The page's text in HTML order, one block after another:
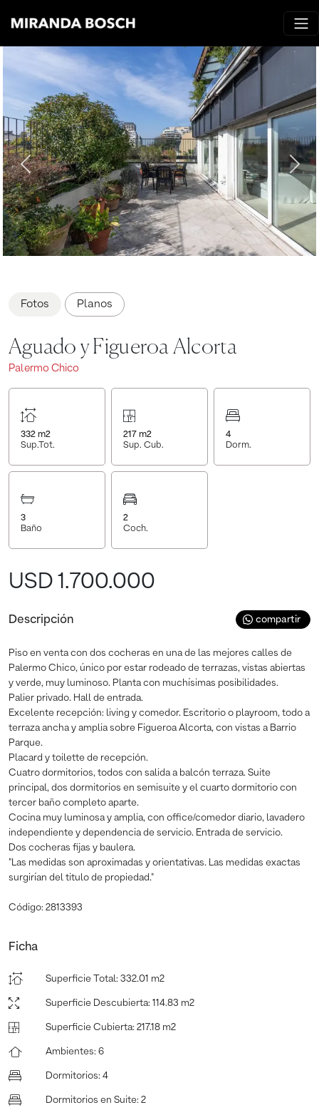
Fotos Planos
Aguado y Figueroa Alcorta
Palermo Chico
332 m2
Sup.Tot.
217 m2
Sup. Cub.
4
Dorm.
3
Baño
2
Coch.
USD 1.700.000
Descripción compartir
Piso en venta con dos cocheras en una de las mejores calles de
Palermo Chico, único por estar rodeado de terrazas, vistas abiertas
y verde, muy luminoso. Planta con muchísimas posibilidades.
Palier privado. Hall de entrada.
Excelente recepción: living y comedor. Escritorio o playroom, todo a
terraza ancha y amplia sobre Figueroa Alcorta, con vistas a Barrio
Parque.
Placard y toilette de recepción.
Cuatro dormitorios, todos con salida a balcón terraza. Suite
principal, dos dormitorios en semisuite y el cuarto dormitorio con
tercer baño completo aparte.
Cocina muy luminosa y amplia, con office/comedor diario, lavadero
independiente y dependencia de servicio. Entrada de servicio.
Dos cocheras fijas y baulera.
"Las medidas son aproximadas y orientativas. Las medidas exactas
surgirían del titulo de propiedad."
Código: 2813393
Ficha
Superficie Total : 332.01 m2
Superficie Descubierta: 114.83 m2
Superficie Cubierta: 217.18 m2
Ambientes: 6
Dormitorios: 4
Dormitorios en Suite: 2